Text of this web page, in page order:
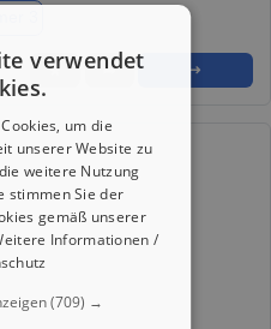
★ ➦ ➜
verwendet
um die
unserer Website zu
weitere Nutzung
stimmen Sie der
gemäß unserer
Informationen /
(709) →